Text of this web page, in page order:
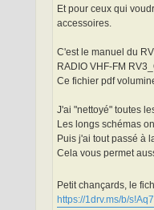
Et pour ceux qui
accessoires.
C'est le manuel du
RADIO VHF-FM
Ce fichier pdf
J'ai "nettoyé" toutes
Les longs schémas
Puis j'ai tout passé à
Cela vous permet
Petit chançards, le
https://1drv.ms/b/